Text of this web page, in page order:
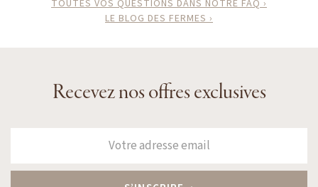
Recevez nos offres exclusives
TOUTES VOS QUESTIONS DANS NOTRE FAQ ›
LE BLOG DES FERMES ›